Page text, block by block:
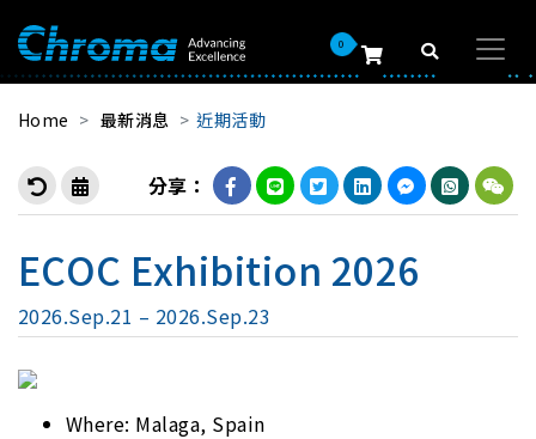
0
Home 最新消息 近期活動
分享：
ECOC Exhibition 2026
2026.Sep.21 – 2026.Sep.23
Where: Malaga, Spain